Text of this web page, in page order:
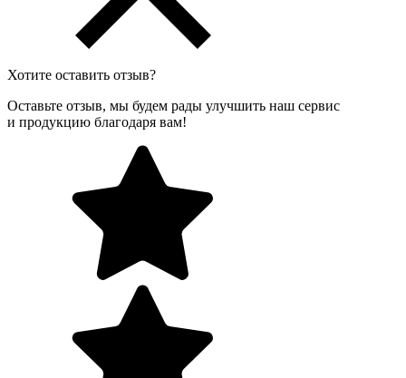
Хотите оставить отзыв?
Оставьте отзыв, мы будем рады улучшить наш сервис
и продукцию благодаря вам!